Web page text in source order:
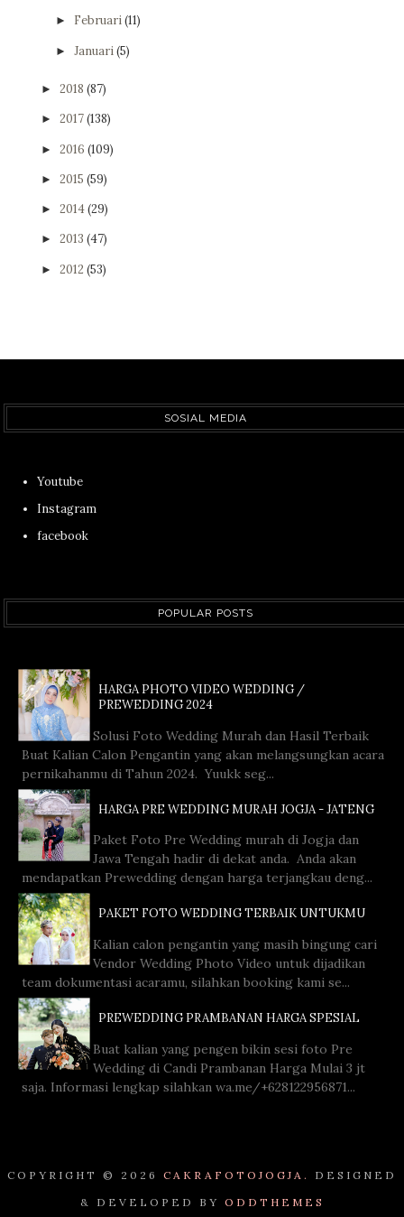
► Februari(11)
► Januari(5)
► 2018 (87)
► 2017(138)
► 2016 (109)
► 2015 (59)
► 2014(29)
► 2013 (47)
► 2012 (53)
SOSIAL MEDIA
Youtube
Instagram
facebook
POPULAR POSTS
HARGA PHOTO VIDEO WEDDING /
PREWEDDING 2024
Solusi Foto Wedding Murah dan Hasil Terbaik
Buat Kalian Calon Pengantin yang akan melangsungkan acara
pernikahanmu di Tahun 2024. Yuukk seg...
HARGA PRE WEDDING MURAH JOGJA - JATENG
Paket Foto Pre Wedding murah di Jogja dan
Jawa Tengah hadir di dekat anda. Anda akan
mendapatkan Prewedding dengan harga terjangkau deng...
PAKET FOTO WEDDING TERBAIK UNTUKMU
Kalian calon pengantin yang masih bingung cari
Vendor Wedding Photo Video untuk dijadikan
team dokumentasi acaramu, silahkan booking kami se...
PREWEDDING PRAMBANAN HARGA SPESIAL
Buat kalian yang pengen bikin sesi foto Pre
Wedding di Candi Prambanan Harga Mulai 3 jt
saja. Informasi lengkap silahkan wa.me/+628122956871...
COPYRIGHT © 2026 CAKRAFOTOJOGJA.
DESIGNED
& DEVELOPED BY ODDTHEMES